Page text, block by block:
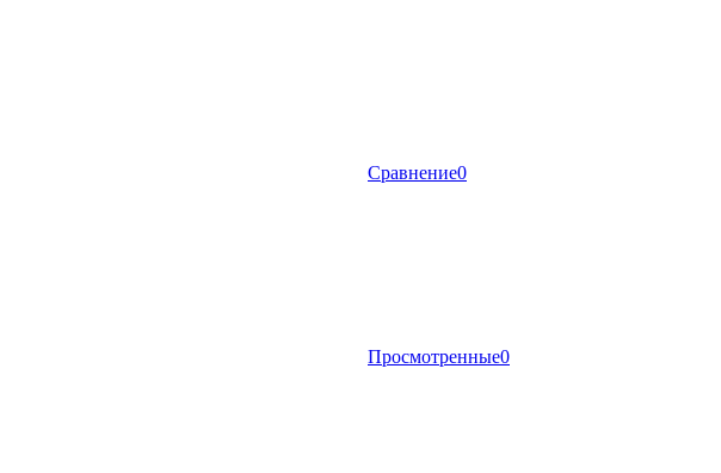
Сравнение0
Просмотренные0